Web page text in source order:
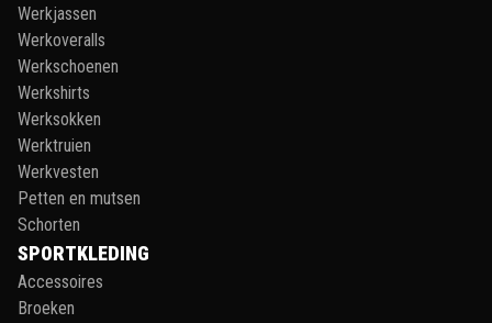
Werkjassen
Werkoveralls
Werkschoenen
Werkshirts
Werksokken
Werktruien
Werkvesten
Petten en mutsen
Schorten
SPORTKLEDING
Accessoires
Broeken